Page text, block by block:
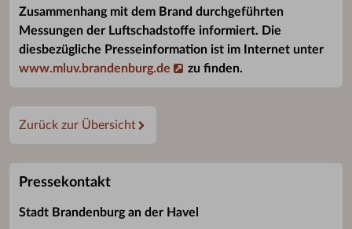
Zusammenhang mit dem Brand durchgeführten
Messungen der Luftschadstoffe informiert. Die
diesbezügliche Presseinformation ist im Internet unter
www.mluv.brandenburg.de
zu finden.
Zurück zur Übersicht
Pressekontakt
Stadt Brandenburg an der Havel